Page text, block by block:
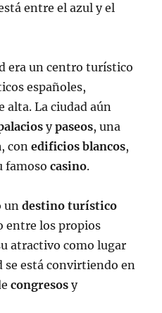
entre el azul y el
era un centro turístico
españoles,
alta. La ciudad aún
ypaseos, una
, conedificios blancos,
famosocasino.
undestino turístico
entre los propios
atractivo como lugar
se está convirtiendo en
congresos y